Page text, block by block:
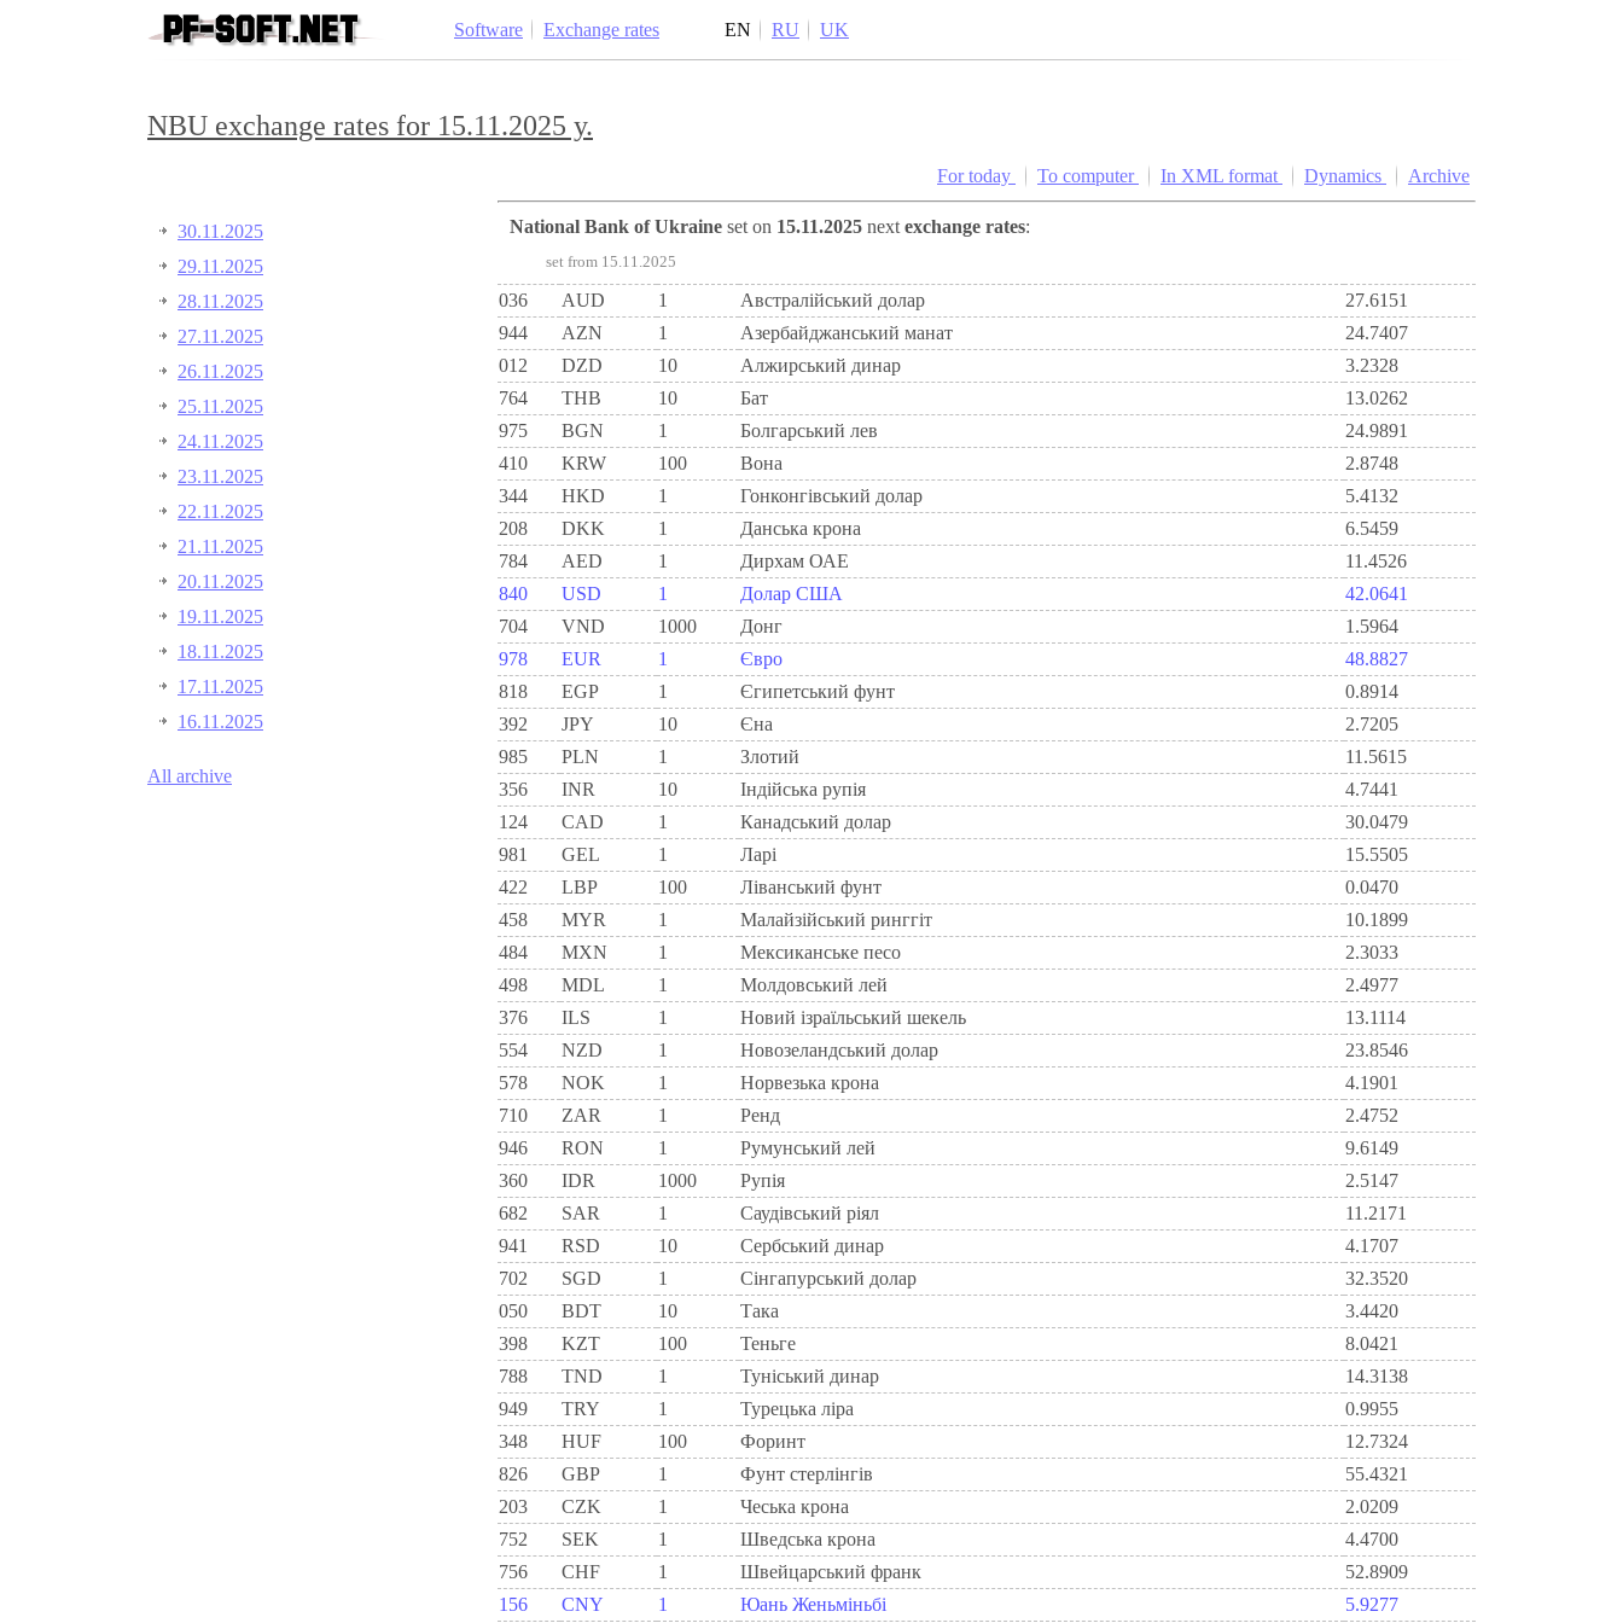
Software Exchange rates EN RU UK
NBU exchange rates for 15.11.2025 y.
30.11.2025
29.11.2025
28.11.2025
27.11.2025
26.11.2025
25.11.2025
24.11.2025
23.11.2025
22.11.2025
21.11.2025
20.11.2025
19.11.2025
18.11.2025
17.11.2025
16.11.2025
All archive
For today To computer In XML format Dynamics Archive
National Bank of Ukraine set on 15.11.2025 next exchange rates:
set from 15.11.2025
036 AUD 1 Австралійський долар
27.6151
944
AZN 1 Азербайджанський манат
24.7407
012
DZD 10 Алжирський динар
3.2328
764
THB 10 Бат
13.0262
975
BGN 1 Болгарський лев
24.9891
410
KRW 100 Вона
2.8748
344
HKD 1 Гонконгівський долар
5.4132
208
DKK 1 Данська крона
6.5459
784
AED 1 Дирхам ОАЕ
11.4526
840
USD 1 Долар США
42.0641
704
VND 1000 Донг
1.5964
978
EUR 1 Євро
48.8827
818
EGP 1 Єгипетський фунт
0.8914
392
JPY 10 Єна
2.7205
985
PLN 1 Злотий
11.5615
356
INR 10 Індійська рупія
4.7441
124
CAD 1 Канадський долар
30.0479
981
GEL 1 Ларi
15.5505
422
LBP 100 Ліванський фунт
0.0470
458
MYR 1 Малайзійський ринггіт
10.1899
484
MXN 1 Мексиканське песо
2.3033
498
MDL 1 Молдовський лей
2.4977
376
ILS 1 Новий ізраїльський шекель
13.1114
554
NZD 1 Новозеландський долар
23.8546
578
NOK 1 Норвезька крона
4.1901
710
ZAR 1 Ренд
2.4752
946
RON 1 Румунський лей
9.6149
360
IDR 1000 Рупія
2.5147
682
SAR 1 Саудівський ріял
11.2171
941
RSD 10 Сербський динар
4.1707
702
SGD 1 Сінгапурський долар
32.3520
050
BDT 10 Така
3.4420
398
KZT 100 Теньге
8.0421
788
TND 1 Туніський динар
14.3138
949
TRY 1 Турецька ліра
0.9955
348
HUF 100 Форинт
12.7324
826
GBP 1 Фунт стерлінгів
55.4321
203
CZK 1 Чеська крона
2.0209
752
SEK 1 Шведська крона
4.4700
756
CHF 1 Швейцарський франк
52.8909
156
CNY 1 Юань Женьміньбі 5.9277